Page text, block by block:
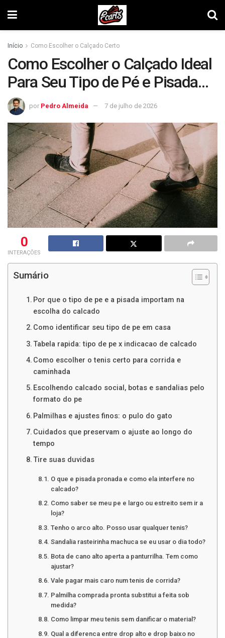
Início Como Escolher o Calçado Certo
Como Escolher o Calçado Ideal
Para Seu Tipo de Pé e Pisada
em 2026
por Pedro Almeida 7 de julho de 2026
0
INTERAÇÕES
Sumário
Por que o tipo de pe e a pisada importam na
escolha do calcado
Como identificar seu tipo de pe em casa
Tabela rapida: tipo de pe x indicacao de calcado
Como escolher o tenis certo para corrida e
caminhada
Escolhendo calcado social, botas e sandalias pelo
formato do pe
Palmilhas e ajustes finos: o pulo do gato
Cuidados que preservam o ajuste ao longo do
tempo
Tire suas duvidas
O que e pisada pronada e como ela interfere no
calcado?
Como saber se meu pe e largo ou estreito sem ir a
loja?
Tenho o arco alto. Posso usar qualquer tenis?
Sandalia rasteirinha machuca se eu usar o dia todo?
Bota de cano alto aperta a panturrilha. Tem como
ajustar?
Vale pagar mais caro num tenis de corrida?
Palmilha comprada pronta substitui a feita sob
medida?
Como limpar meu tenis sem danificar o material?
Qual a diferenca entre drop alto e drop baixo no